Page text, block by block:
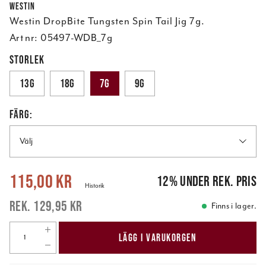
Westin
Westin DropBite Tungsten Spin Tail Jig 7g.
Art nr: 05497-WDB_7g
STORLEK
13g
18g 7g 9g
FÄRG:
Välj
Nuvarande pris:115,00 kr 129,95 kr
115,00 kr
129,95 kr
Historik 12%under rek. pris
Finns i lager.
LÄGG I VARUKORGEN